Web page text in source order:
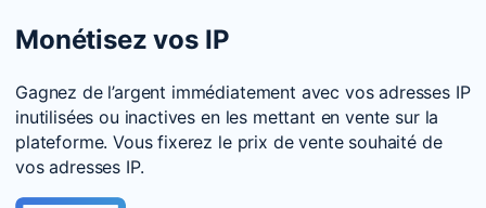
Monétisez vos IP
Gagnez de l’argent immédiatement avec vos adresses IP
inutilisées ou inactives en les mettant en vente sur la
plateforme. Vous fixerez le prix de vente souhaité de
vos adresses IP.